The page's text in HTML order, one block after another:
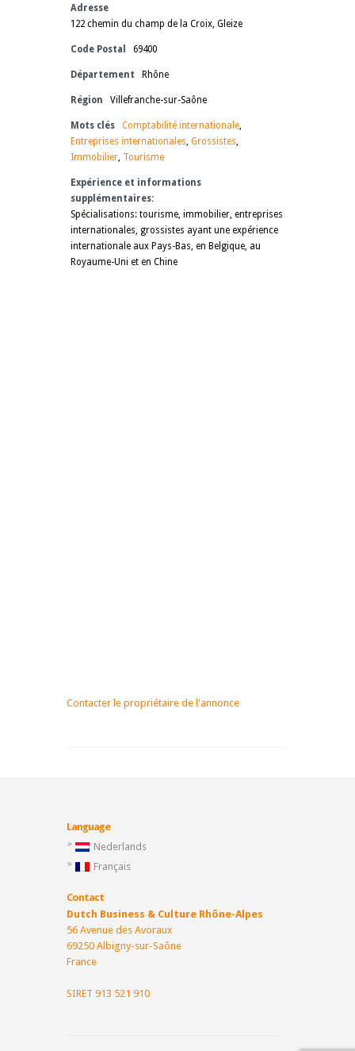
Adresse
122 chemin du champ de la Croix, Gleize
Code Postal 69400
Département Rhône
Région Villefranche-sur-Saône
Mots clés Comptabilité internationale,
Entreprises internationales, Grossistes,
Immobilier, Tourisme
Expérience et informations
supplémentaires:
Spécialisations: tourisme, immobilier, entreprises
internationales, grossistes ayant une expérience
internationale aux Pays-Bas, en Belgique, au
Royaume-Uni et en Chine
Contacter le propriétaire de l'annonce
Language
Nederlands
Français
Contact
Dutch Business & Culture Rhône-Alpes
56 Avenue des Avoraux
69250 Albigny-sur-Saône
France
SIRET 913 521 910